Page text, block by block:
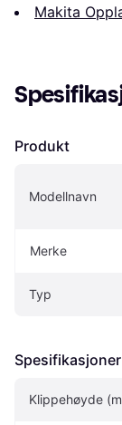
Makita
Produkt
Modellnavn
Merke
Typ
Spesifikasjoner
Klippehøyde